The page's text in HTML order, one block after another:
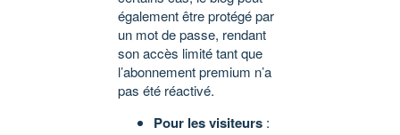
également être protégé par
un mot de passe, rendant
son accès limité tant que
l’abonnement premium n’a
pas été réactivé.
Pour les visiteurs :